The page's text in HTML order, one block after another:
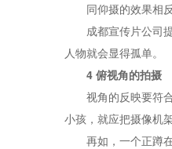
同仰摄的效果相反
成都宣传片公司提
人物就会显得孤单。
4 俯视角的拍摄
视角的反映要符合
小孩，就应把摄像机
再如，一个正蹲在